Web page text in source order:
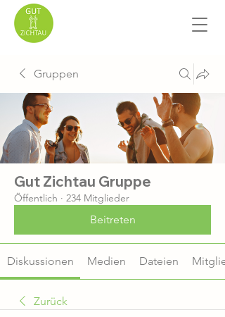
Gruppen
Gut Zichtau Gruppe
Öffentlich · 234 Mitglieder
Beitreten
Diskussionen Medien Dateien
Zurück